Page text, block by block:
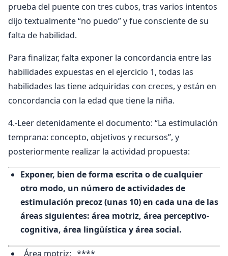
prueba del puente con tres cubos, tras varios intentos
dijo textualmente “no puedo” y fue consciente de su
falta de habilidad.
Para finalizar, falta exponer la concordancia entre las
habilidades expuestas en el ejercicio 1, todas las
habilidades las tiene adquiridas con creces, y están en
concordancia con la edad que tiene la niña.
4.-Leer detenidamente el documento: “La estimulación
temprana: concepto, objetivos y recursos”, y
posteriormente realizar la actividad propuesta:
Exponer, bien de forma escrita o de cualquier
otro modo, un número de actividades de
estimulación precoz (unas 10) en cada una de las
áreas siguientes: área motriz, área perceptivo-
cognitiva, área lingüística y área social.
_Área motriz: _****